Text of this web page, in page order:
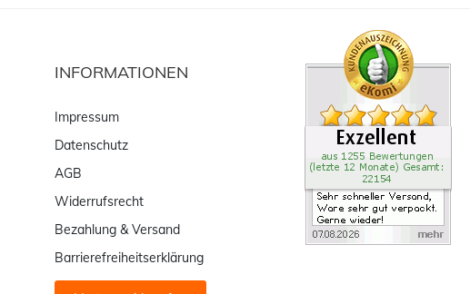
INFORMATIONEN
Impressum
Datenschutz
AGB
Widerrufsrecht
Bezahlung & Versand
Barrierefreiheitserklärung